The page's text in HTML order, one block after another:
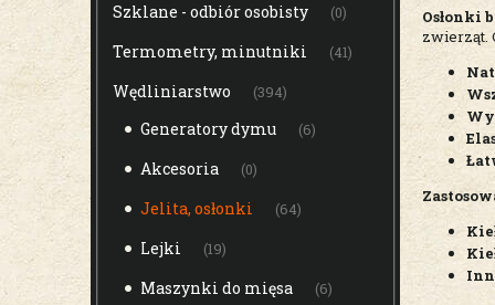
Szklane - odbiór osobisty (0)
Termometry, minutniki (41)
Wędliniarstwo (394)
Generatory dymu (6)
Akcesoria (0)
Jelita, osłonki (64)
Lejki (19)
Maszynki do mięsa (6)
Osłonki
zwierząt.